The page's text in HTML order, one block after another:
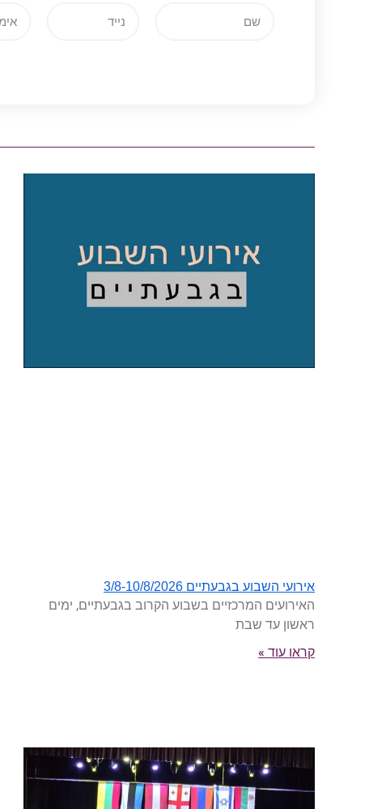
אירועי השבוע בגבעתיים 3/8-10/8/2026
האירועים המרכזיים בשבוע הקרוב בגבעתיים, ימים
ראשון עד שבת
קראו עוד »